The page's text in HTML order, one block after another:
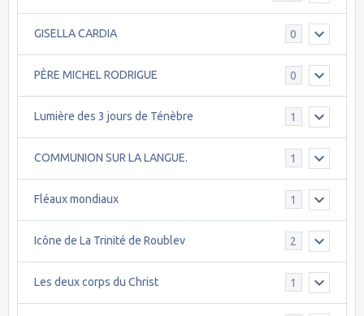
GISELLA CARDIA 0
PÈRE MICHEL RODRIGUE 0
Lumière des 3 jours de Ténèbre 1
COMMUNION SUR LA LANGUE. 1
Fléaux mondiaux 1
Icône de La Trinité de Roublev 2
Les deux corps du Christ 1